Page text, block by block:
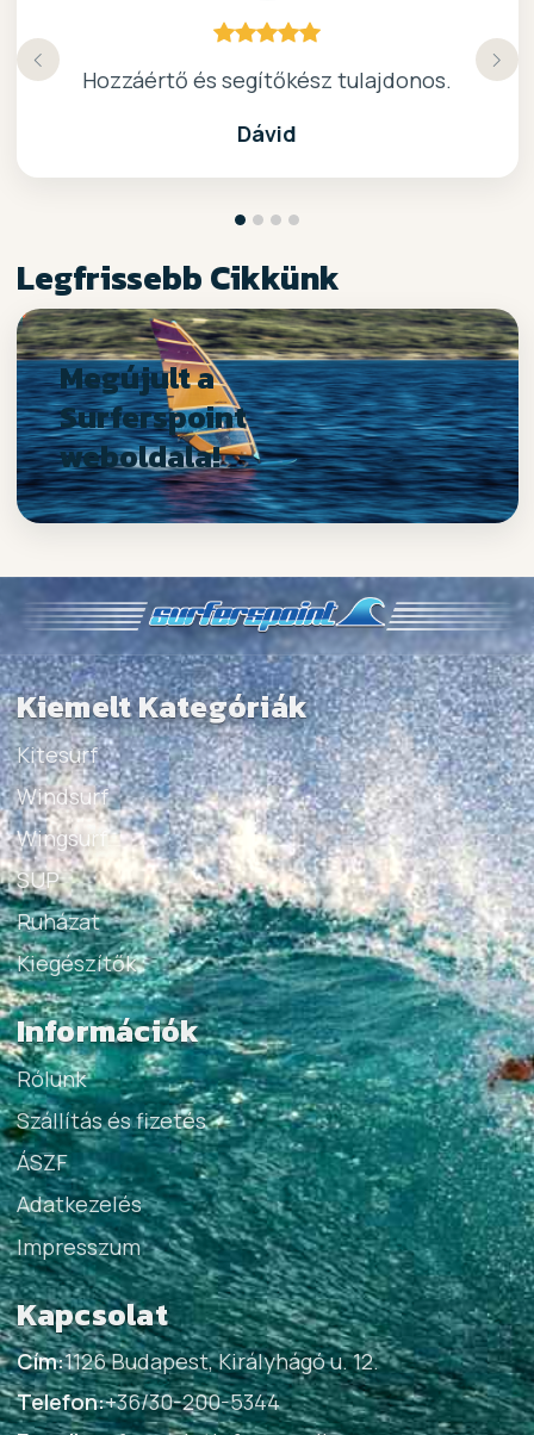
Hozzáértő és segítőkész tulajdonos.
Dávid
kiváló surf-ös bolt .. ajánlom!
Nagyon kedves elado, jo kis bolt :)
Köszönöm a gyors, barátságos kiszolgálast.
Legfrissebb Cikkünk
Megújult a
Surferspoint
weboldala!
Kiemelt Kategóriák
Kitesurf
Windsurf
Wingsurf
SUP
Ruházat
Kiegészítők
Információk
Rólunk
Szállítás és fizetés
ÁSZF
Adatkezelés
Impresszum
Kapcsolat
Cím:1126 Budapest, Királyhágó u. 12.
Telefon:+36/30-200-5344